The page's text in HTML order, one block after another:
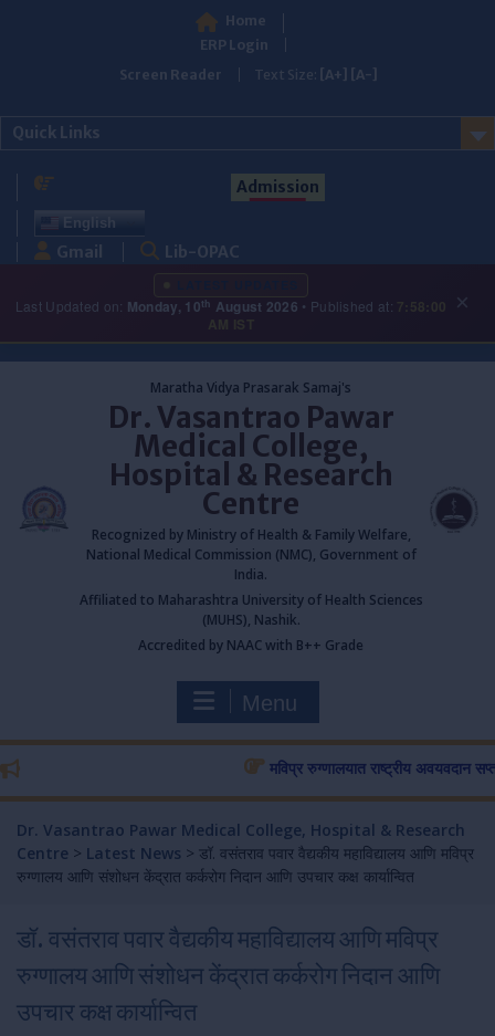
Home
ERP Login
Screen Reader
Text Size: [A+] [A-]
Quick Links
Admission
English
Gmail Lib-OPAC
Last Updated on: Monday, 10th August 2026 • Published at:
7:58:00
×
Maratha Vidya Prasarak Samaj's
Dr. Vasantrao Pawar
Medical College,
Hospital & Research
Centre
Recognized by Ministry of Health & Family Welfare,
National Medical Commission (NMC), Government of
India.
Affiliated to Maharashtra University of Health Sciences
(MUHS), Nashik.
Accredited by NAAC with B++ Grade
Menu
मविप्र रुग्णालयात राष्ट्रीय अवयवदान सप्ताहास
Dr. Vasantrao Pawar Medical College, Hospital & Research
Centre > Latest News > डॉ. वसंतराव पवार वैद्यकीय महाविद्यालय आणि मविप्र
रुग्णालय आणि संशोधन केंद्रात कर्करोग निदान आणि उपचार कक्ष कार्यान्वित
डॉ. वसंतराव पवार वैद्यकीय महाविद्यालय आणि मविप्र
रुग्णालय आणि संशोधन केंद्रात कर्करोग निदान आणि
उपचार कक्ष कार्यान्वित